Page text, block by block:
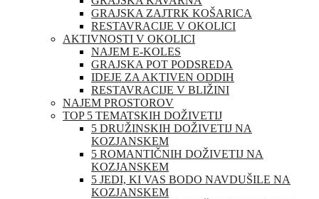
GRAJSKA ZAJTRK KOŠARICA
RESTAVRACIJE V OKOLICI
AKTIVNOSTI V OKOLICI
NAJEM E-KOLES
GRAJSKA POT PODSREDA
IDEJE ZA AKTIVEN ODDIH
RESTAVRACIJE V BLIŽINI
NAJEM PROSTOROV
TOP 5 TEMATSKIH DOŽIVETIJ
5 DRUŽINSKIH DOŽIVETIJ NA
KOZJANSKEM
5 ROMANTIČNIH DOŽIVETIJ NA
KOZJANSKEM
5 JEDI, KI VAS BODO NAVDUŠILE NA
KOZJANSKEM